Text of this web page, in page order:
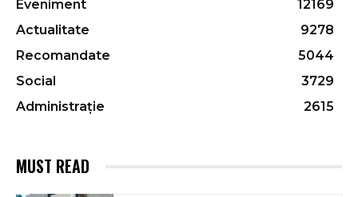
Eveniment
12169
Actualitate
9278
Recomandate
5044
Social
3729
Administrație
2615
MUST READ